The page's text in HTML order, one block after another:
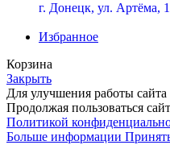
г. Донецк, ул.
Избранное
Корзина
Закрыть
Для улучшения работы
Продолжая пользоваться
Политикой
Больше информации